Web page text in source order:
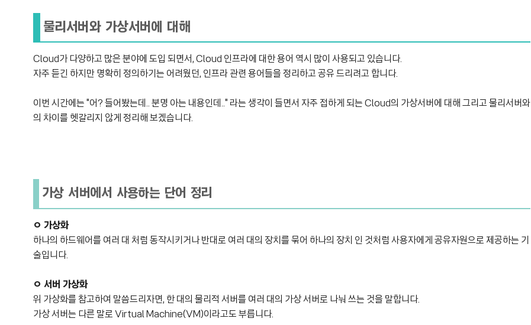
물리서버와 가상서버에 대해
Cloud가 다양하고 많은 분야에 도입 되면서, Cloud 인프라에 대한 용어 역시 많이 사용되고 있습니다.
자주 듣긴 하지만 명확히 정의하기는 어려웠던, 인프라 관련 용어들을 정리하고 공유 드리려고 합니다.
이번 시간에는 "어? 들어봤는데.. 분명 아는 내용인데.." 라는 생각이 들면서 자주 접하게 되는 Cloud의 가상서버에 대해 그리고 물리서버와
의 차이를 헷갈리지 않게 정리해 보겠습니다.
가상 서버에서 사용하는 단어 정리
ㅇ 가상화
하나의 하드웨어를 여러 대 처럼 동작시키거나 반대로 여러 대의 장치를 묶어 하나의 장치 인 것처럼 사용자에게 공유자원으로 제공하는 기
술입니다.
ㅇ 서버 가상화
위 가상화를 참고하여 말씀드리자면, 한 대의 물리적 서버를 여러 대의 가상 서버로 나눠 쓰는 것을 말합니다.
가상 서버는 다른 말로 Virtual Machine(VM)이라고도 부릅니다.